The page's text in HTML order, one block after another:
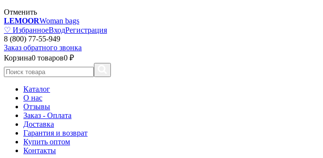
Отменить
LEMOORWoman bags
♡ ИзбранноеВходРегистрация
8 (800) 77-55-949
Заказ обратного звонка
Корзина0 товаров0 ₽
Каталог
О нас
Отзывы
Заказ - Оплата
Доставка
Гарантия и возврат
Купить оптом
Контакты